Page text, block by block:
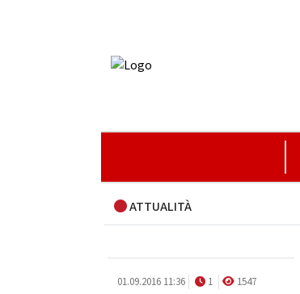
ATTUALITÀ
01.09.2016 11:36 1
1547